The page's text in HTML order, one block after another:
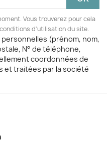
Vous trouverez pour cela
d'utilisation du site.
(prénom, nom,
N° de téléphone,
coordonnées de
traitées par la société